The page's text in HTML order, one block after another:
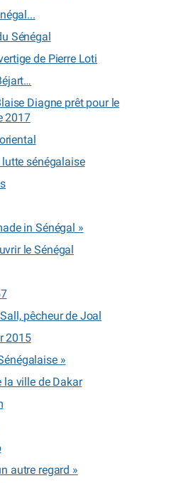
Sénégal
de Pierre Loti
Diagne prêt pour le
2017
sénégalaise
in Sénégal »
le Sénégal
pêcheur de Joal
2015
»
la ville de Dakar
autre regard »